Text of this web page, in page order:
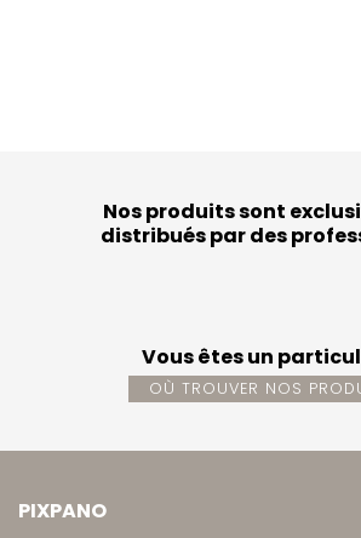
Nos produits sont
distribués par des
Vous êtes un
OÙ TROUVER NOS
PIXPANO